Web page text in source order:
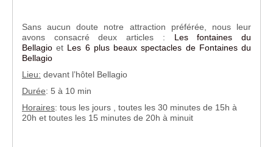
Sans aucun doute notre attraction préférée, nous leur
avons consacré deux articles : Les fontaines du
Bellagio et Les 6 plus beaux spectacles de Fontaines du
Bellagio
Lieu: devant l’hôtel Bellagio
Durée: 5 à 10 min
Horaires: tous les jours , toutes les 30 minutes de 15h à
20h et toutes les 15 minutes de 20h à minuit